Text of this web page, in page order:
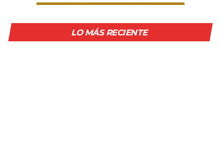
LO MÁS RECIENTE